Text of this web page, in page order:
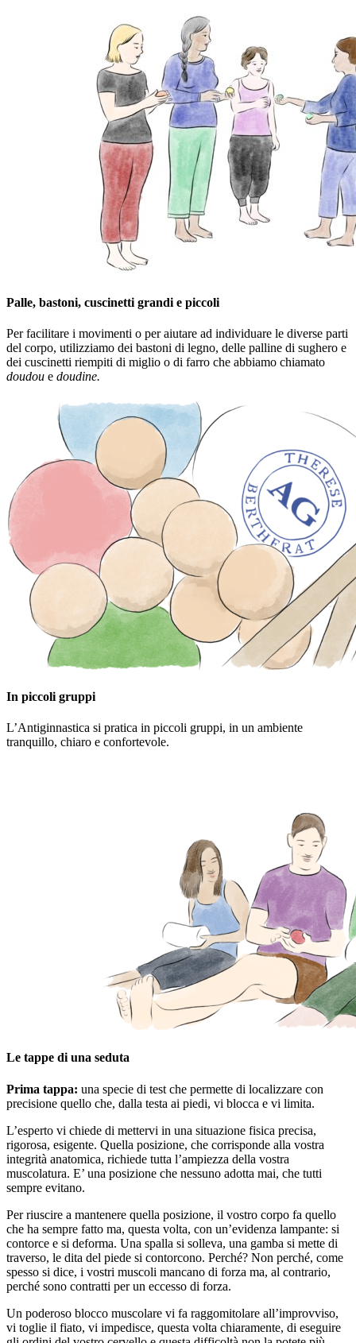
Palle, bastoni, cuscinetti grandi e piccoli
Per facilitare i movimenti o per aiutare ad individuare le diverse parti
del corpo, utilizziamo dei bastoni di legno, delle palline di sughero e
dei cuscinetti riempiti di miglio o di farro che abbiamo chiamato
doudou e doudine.
In piccoli gruppi
L’Antiginnastica si pratica in piccoli gruppi, in un ambiente
tranquillo, chiaro e confortevole.
Le tappe di una seduta
Prima tappa: una specie di test che permette di localizzare con
precisione quello che, dalla testa ai piedi, vi blocca e vi limita.
L’esperto vi chiede di mettervi in una situazione fisica precisa,
rigorosa, esigente. Quella posizione, che corrisponde alla vostra
integrità anatomica, richiede tutta l’ampiezza della vostra
muscolatura. E’ una posizione che nessuno adotta mai, che tutti
sempre evitano.
Per riuscire a mantenere quella posizione, il vostro corpo fa quello
che ha sempre fatto ma, questa volta, con un’evidenza lampante: si
contorce e si deforma. Una spalla si solleva, una gamba si mette di
traverso, le dita del piede si contorcono. Perché? Non perché, come
spesso si dice, i vostri muscoli mancano di forza ma, al contrario,
perché sono contratti per un eccesso di forza.
Un poderoso blocco muscolare vi fa raggomitolare all’improvviso,
vi toglie il fiato, vi impedisce, questa volta chiaramente, di eseguire